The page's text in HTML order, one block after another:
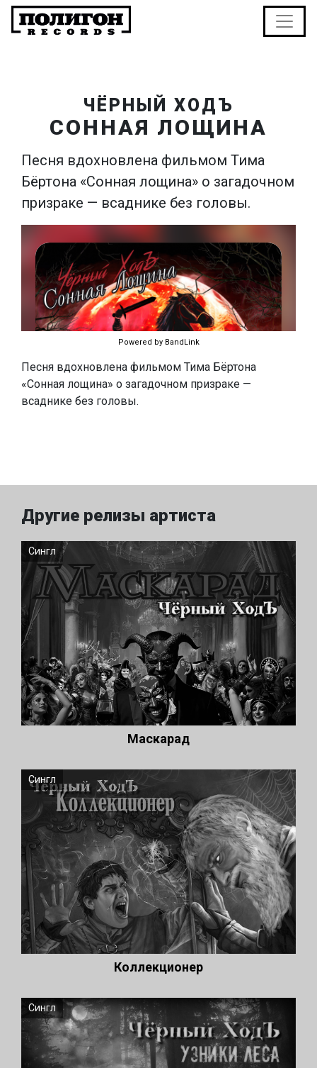
ЧЁРНЫЙ ХОДЪ
СОННАЯ ЛОЩИНА
Песня вдохновлена фильмом Тима
Бёртона «Сонная лощина» o загадочном
призраке — всаднике без головы.
Powered by BandLink
Песня вдохновлена фильмом Тима Бёртона
«Сонная лощина» o загадочном призраке —
всаднике без головы.
Другие релизы артиста
Сингл
Маскарад
Сингл
Коллекционер
Сингл